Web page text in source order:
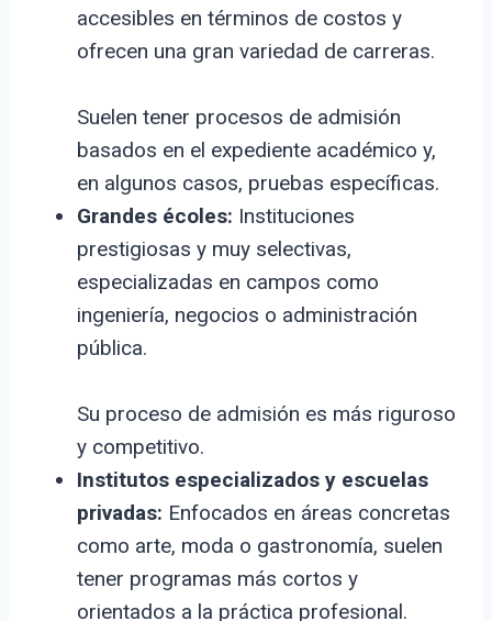
accesibles en términos de costos y
ofrecen una gran variedad de carreras.
Suelen tener procesos de admisión
basados en el expediente académico y,
en algunos casos, pruebas específicas.
Grandes écoles: Instituciones
prestigiosas y muy selectivas,
especializadas en campos como
ingeniería, negocios o administración
pública.
Su proceso de admisión es más riguroso
y competitivo.
Institutos especializados y escuelas
privadas: Enfocados en áreas concretas
como arte, moda o gastronomía, suelen
tener programas más cortos y
orientados a la práctica profesional.